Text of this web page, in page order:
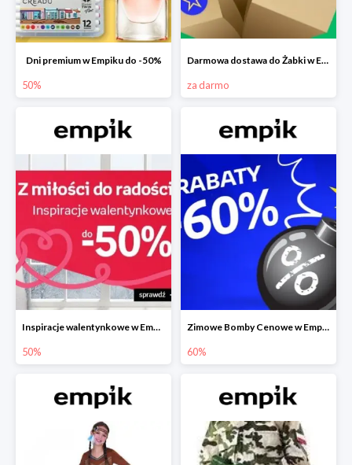
Dni premium w Empiku do -50%
50%
Darmowa dostawa do Żabki w Empiku
za darmo
Inspiracje walentynkowe w Empiku do -50%
50%
Zimowe Bomby Cenowe w Empiku do -60%
60%